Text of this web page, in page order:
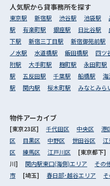
人気駅から貸事務所を探す
東京駅 新宿駅 渋谷駅 池袋駅
駅
有楽町駅 銀座駅 日比谷駅
下駅
新宿三丁目駅 新宿御苑前駅
ノ水駅
水道橋駅 飯田橋駅 四ツ
附駅
大手町駅 麹町駅 永田町駅
駅
五反田駅 千葉駅 船橋駅 海
駅
関内駅 桜木町駅 みなとみら
物件アーカイブ
[東京23区] 千代田区 中央区 港
区
目黒区 中野区 世田谷区 江
区
練馬区 江戸川区 [東京都下]
川] 関内駅東口(海側)エリア その
市
[埼玉] 春日部･越谷エリア